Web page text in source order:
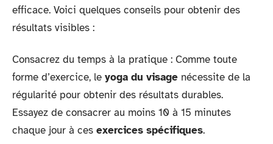
efficace. Voici quelques conseils pour obtenir des
résultats visibles :
Consacrez du temps à la pratique : Comme toute
forme d’exercice, le yoga du visage nécessite de la
régularité pour obtenir des résultats durables.
Essayez de consacrer au moins 10 à 15 minutes
chaque jour à ces exercices spécifiques.